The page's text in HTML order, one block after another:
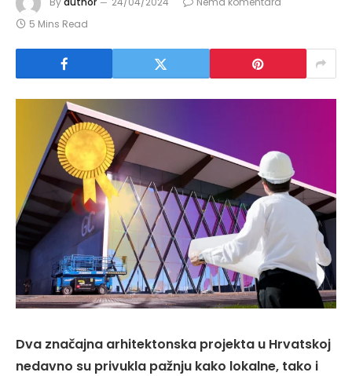
5 Mins Read
Dva značajna arhitektonska projekta u Hrvatskoj
nedavno su privukla pažnju kako lokalne, tako i